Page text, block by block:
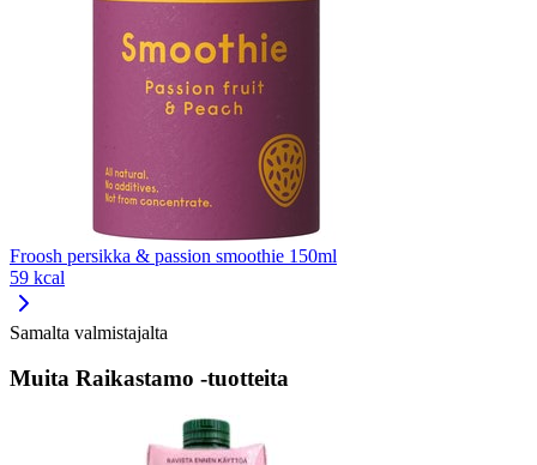
Froosh persikka & passion smoothie 150ml
59 kcal
Samalta valmistajalta
Muita Raikastamo -tuotteita